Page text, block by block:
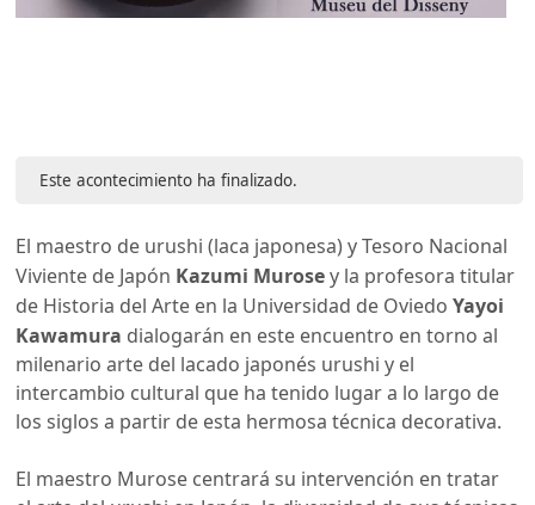
Este acontecimiento ha finalizado.
El maestro de urushi (laca japonesa) y Tesoro Nacional
Viviente de Japón Kazumi Murosey la profesora titular
de Historia del Arte en la Universidad de OviedoYayoi
Kawamura dialogarán en este encuentro en torno al
milenario arte del lacado japonés urushi y el
intercambio cultural que ha tenido lugar a lo largo de
los siglos a partir de esta hermosa técnica decorativa.
El maestro Murose centrará su intervención en tratar